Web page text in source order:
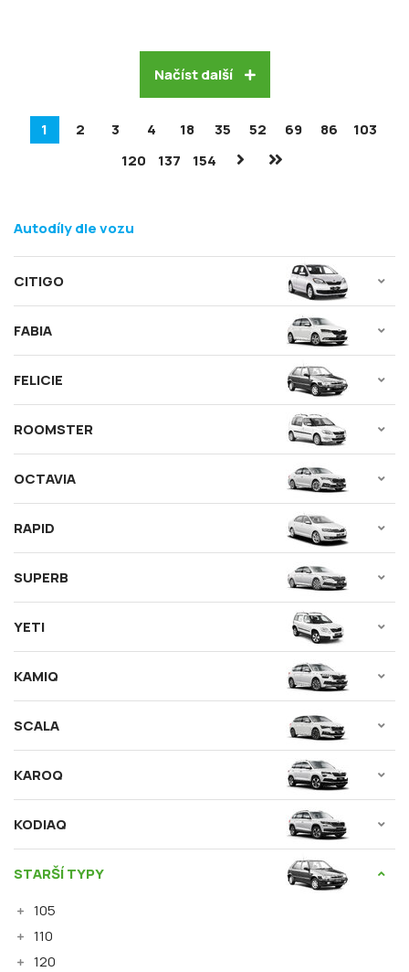
Načíst další
1 2 3 4 18 35 52 69 86
103
120
137 154
Autodíly dle vozu
CITIGO
FABIA
FELICIE
ROOMSTER
OCTAVIA
RAPID
SUPERB
YETI
KAMIQ
SCALA
KAROQ
KODIAQ
STARŠÍ TYPY
105
110
120